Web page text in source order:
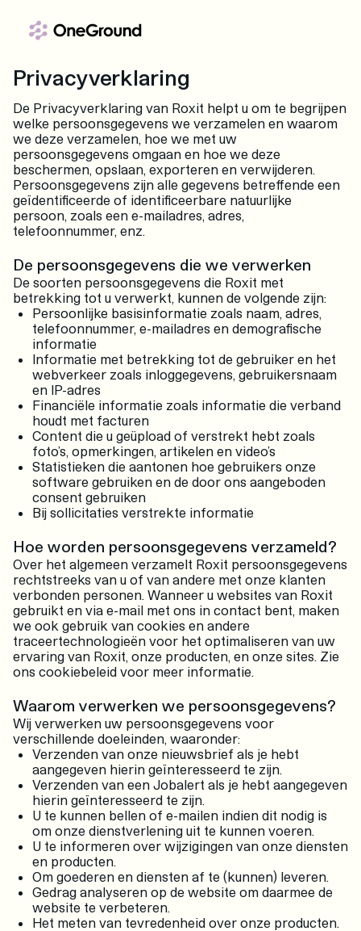
Privacyverklaring
De Privacyverklaring van Roxit helpt u om te begrijpen
welke persoonsgegevens we verzamelen en waarom
we deze verzamelen, hoe we met uw
persoonsgegevens omgaan en hoe we deze
beschermen, opslaan, exporteren en verwijderen.
Persoonsgegevens zijn alle gegevens betreffende een
geïdentificeerde of identificeerbare natuurlijke
persoon, zoals een e-mailadres, adres,
telefoonnummer, enz.
De persoonsgegevens die we verwerken
De soorten persoonsgegevens die Roxit met
betrekking tot u verwerkt, kunnen de volgende zijn:
Persoonlijke basisinformatie zoals naam, adres,
telefoonnummer, e-mailadres en demografische
informatie
Informatie met betrekking tot de gebruiker en het
webverkeer zoals inloggegevens, gebruikersnaam
en IP-adres
Financiële informatie zoals informatie die verband
houdt met facturen
Content die u geüpload of verstrekt hebt zoals
foto’s, opmerkingen, artikelen en video’s
Statistieken die aantonen hoe gebruikers onze
software gebruiken en de door ons aangeboden
consent gebruiken
Bij sollicitaties verstrekte informatie
Hoe worden persoonsgegevens verzameld?
Over het algemeen verzamelt Roxit persoonsgegevens
rechtstreeks van u of van andere met onze klanten
verbonden personen. Wanneer u websites van Roxit
gebruikt en via e-mail met ons in contact bent, maken
we ook gebruik van cookies en andere
traceertechnologieën voor het optimaliseren van uw
ervaring van Roxit, onze producten, en onze sites. Zie
ons cookiebeleid voor meer informatie.
Waarom verwerken we persoonsgegevens?
Wij verwerken uw persoonsgegevens voor
verschillende doeleinden, waaronder:
Verzenden van onze nieuwsbrief als je hebt
aangegeven hierin geïnteresseerd te zijn.
Verzenden van een Jobalert als je hebt aangegeven
hierin geïnteresseerd te zijn.
U te kunnen bellen of e-mailen indien dit nodig is
om onze dienstverlening uit te kunnen voeren.
U te informeren over wijzigingen van onze diensten
en producten.
Om goederen en diensten af te (kunnen) leveren.
Gedrag analyseren op de website om daarmee de
website te verbeteren.
Het meten van tevredenheid over onze producten.